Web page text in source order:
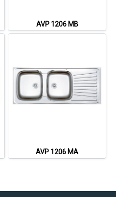
AVP 1206 MB
AVP 1206 MA